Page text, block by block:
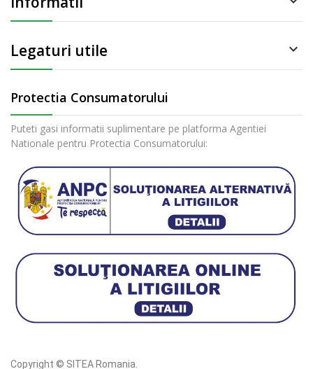
Legaturi utile 
Protectia Consumatorului
Puteti gasi informatii suplimentare pe platforma Agentiei
Nationale pentru Protectia Consumatorului:
Copyright © SITEA Romania.